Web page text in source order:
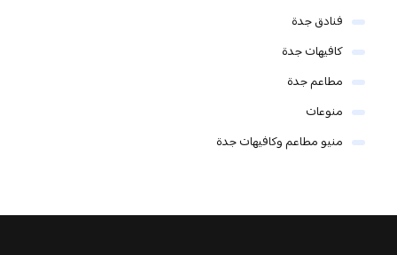
فنادق جدة
كافيهات جدة
مطاعم جدة
منوعات
منيو مطاعم وكافيهات جدة